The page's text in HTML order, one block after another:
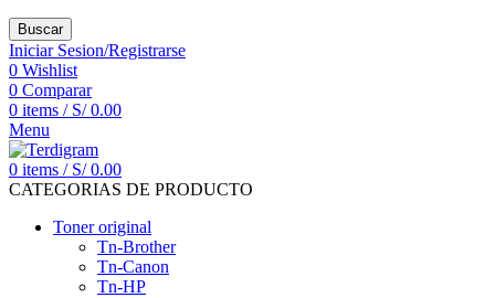
Buscar
Iniciar Sesion/Registrarse
0 Wishlist
0 Comparar
0 items / S/0.00
Menu
0 items / S/0.00
CATEGORIAS DE PRODUCTO
Toner original
Tn-Brother
Tn-Canon
Tn-HP